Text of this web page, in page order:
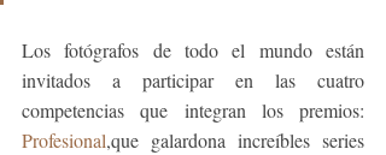
Los fotógrafos de todo el mundo están
invitados a participar en las cuatro
Profesional,que galardona increíbles series